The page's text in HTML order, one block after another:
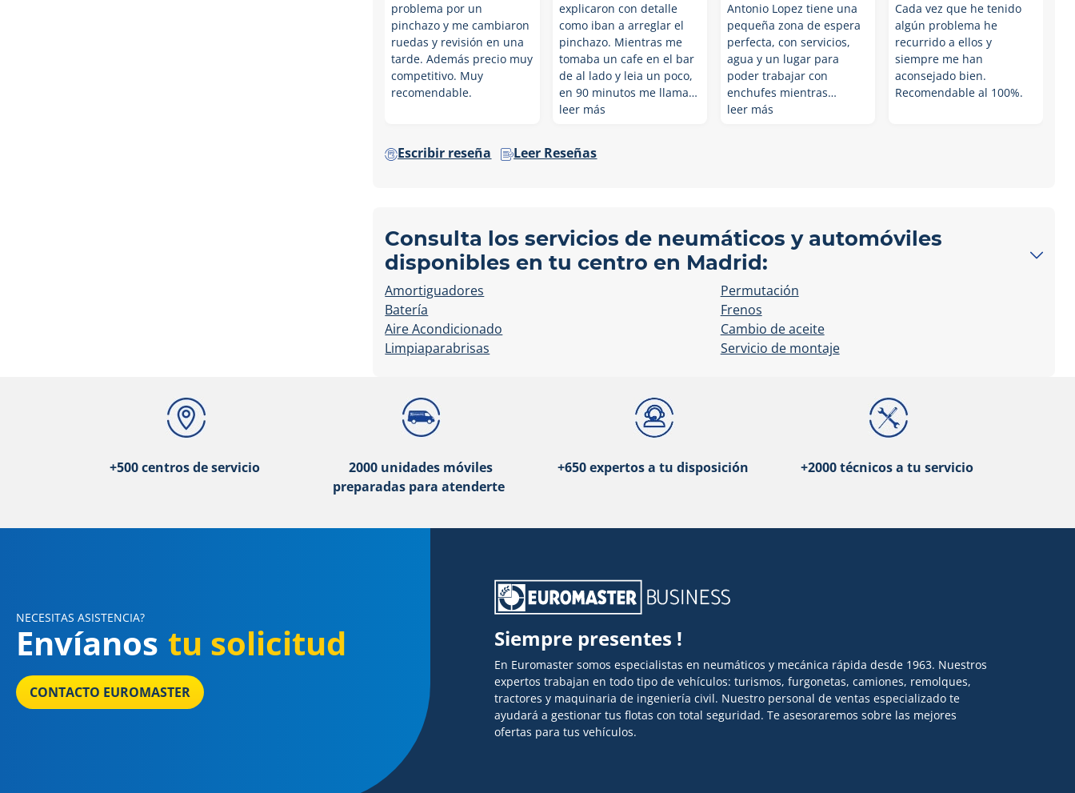
problema por un
pinchazo y me cambiaron
ruedas y revisión en una
tarde. Además precio muy
competitivo. Muy
recomendable.
explicaron con detalle
como iban a arreglar el
pinchazo. Mientras me
tomaba un cafe en el bar
de al lado y leia un poco,
en 90 minutos me llama…
leer más
Antonio Lopez tiene una
pequeña zona de espera
perfecta, con servicios,
agua y un lugar para
poder trabajar con
enchufes mientras…
leer más
Cada vez que he tenido
algún problema he
recurrido a ellos y
siempre me han
aconsejado bien.
Recomendable al 100%.
Escribir reseña Leer Reseñas
Consulta los servicios de neumáticos y automóviles
disponibles en tu centro en Madrid:
Amortiguadores
Batería
Aire Acondicionado
Limpiaparabrisas
Permutación
Frenos
Cambio de aceite
Servicio de montaje
+500 centros de servicio
2000 unidades móviles
preparadas para atenderte
+650 expertos a tu disposición +2000 técnicos a tu servicio
NECESITAS ASISTENCIA?
Envíanos tu solicitud
CONTACTO EUROMASTER
Siempre presentes !
En Euromaster somos especialistas en neumáticos y mecánica rápida desde 1963. Nuestros
expertos trabajan en todo tipo de vehículos: turismos, furgonetas, camiones, remolques,
tractores y maquinaria de ingeniería civil. Nuestro personal de ventas especializado te
ayudará a gestionar tus flotas con total seguridad. Te asesoraremos sobre las mejores
ofertas para tus vehículos.